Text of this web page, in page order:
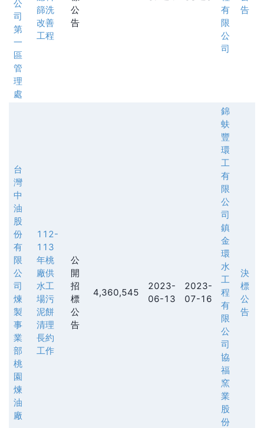
公
司
第
一
區
管
理
處
篩洗
改善
工程
公
告
有
限
公
司
告
台
灣
中
油
股
份
有
限
公
司
煉
製
事
業
部
桃
園
煉
油
廠
112-
113
年桃
廠供
水工
場污
泥餅
清理
長約
工作
公
開
招
標
公
告
4,360,545
2023-
06-13
2023-
07-16
錦
蚨
豐
環
工
有
限
公
司
鎮
金
環
水
工
程
有
限
公
司
協
福
窯
業
股
份
決
標
公
告